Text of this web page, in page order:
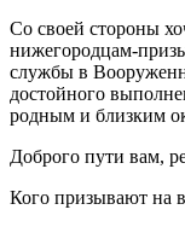
Со своей стороны
нижегородцам-
службы в
достойного
родным и близким
Доброго пути вам,
Кого призывают на